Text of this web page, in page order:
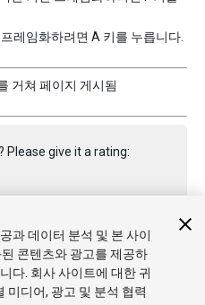
레임화하려면 A 키를 누릅니다.
거쳐 페이지 게시됨
Please give it a rating:
과 데이터 분석 및 본 사이
콘텐츠와 광고를 제공하
다. 회사 사이트에 대한 귀
미디어, 광고 및 분석 협력